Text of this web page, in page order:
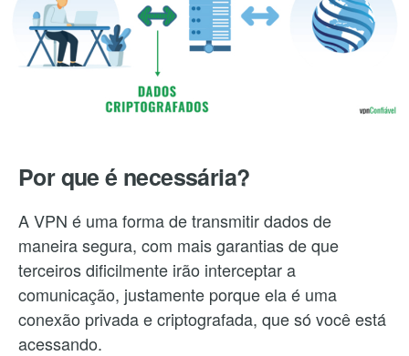
Por que é necessária?
A VPN é uma forma de transmitir dados de
maneira segura, com mais garantias de que
terceiros dificilmente irão interceptar a
comunicação, justamente porque ela é uma
conexão privada e criptografada, que só você está
acessando.